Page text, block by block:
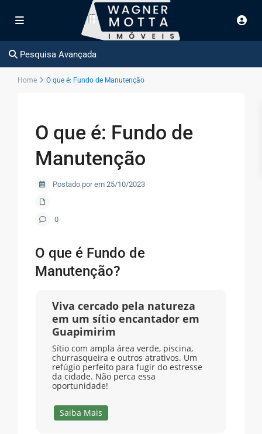
Pesquisa Avançada
Home O que é: Fundo de Manutenção
O que é: Fundo de
Manutenção
Postado por em 25/10/2023
0
O que é Fundo de
Manutenção?
Viva cercado pela natureza
em um sítio encantador em
Guapimirim
Sítio com ampla área verde, piscina,
churrasqueira e outros atrativos. Um
refúgio perfeito para fugir do estresse
da cidade. Não perca essa
oportunidade!
Saiba Mais